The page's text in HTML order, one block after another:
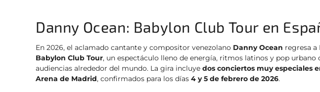
Danny Ocean: Babylon Club Tour en
En 2026, el aclamado cantante y compositor venezolano Danny Ocean regresa a
Babylon Club Tour, un espectáculo lleno de energía, ritmos latinos y pop urbano
audiencias alrededor del mundo. La gira incluye dos conciertos muy especiales
Arena de Madrid, confirmados para los días 4 y 5 de febrero de 2026.